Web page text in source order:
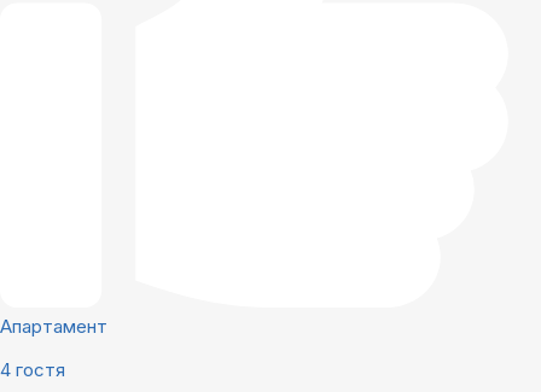
Апартамент
4 гостя